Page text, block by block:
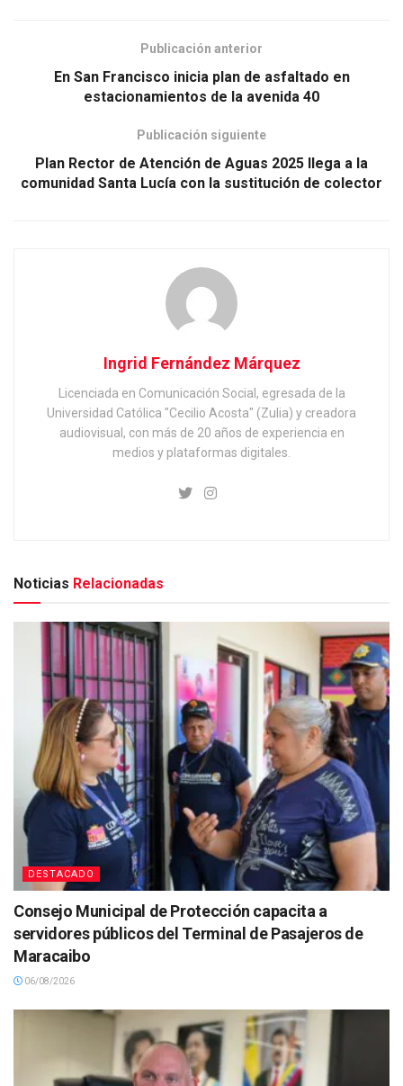
Publicación anterior
En San Francisco inicia plan de asfaltado en
estacionamientos de la avenida 40
Publicación siguiente
Plan Rector de Atención de Aguas 2025 llega a la
comunidad Santa Lucía con la sustitución de colector
Ingrid Fernández Márquez
Licenciada en Comunicación Social, egresada de la
Universidad Católica "Cecilio Acosta" (Zulia) y creadora
audiovisual, con más de 20 años de experiencia en
medios y plataformas digitales.
Noticias Relacionadas
DESTACADO
Consejo Municipal de Protección capacita a
servidores públicos del Terminal de Pasajeros de
Maracaibo
06/08/2026